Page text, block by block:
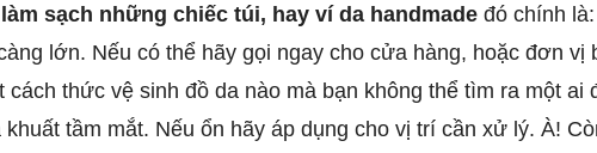
làm sạch những chiếc túi, hay ví da handmade đó chính
lớn. Nếu có thể hãy gọi ngay cho cửa hàng, hoặc đơn
thức vệ sinh đồ da nào mà bạn không thể tìm ra một
tầm mắt. Nếu ổn hãy áp dụng cho vị trí cần xử lý. À!